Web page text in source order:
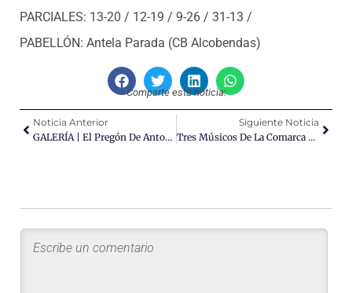
PARCIALES: 13-20 / 12-19 / 9-26 / 31-13 /
PABELLÓN: Antela Parada (CB Alcobendas)
Comparte esta noticia:
Noticia Anterior
GALERÍA | El Pregón De Antonio Del Oro Inauguró Las Fiestas De San Rafael De Hellín 2025
Siguiente Noticia
Tres Músicos De La Comarca Reciben Galardón A Alumno Destacado De La Provincia